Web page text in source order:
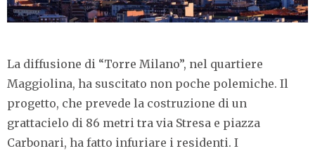
La diffusione di “Torre Milano”, nel quartiere
Maggiolina, ha suscitato non poche polemiche. Il
progetto, che prevede la costruzione di un
grattacielo di 86 metri tra via Stresa e piazza
Carbonari, ha fatto infuriare i residenti. I